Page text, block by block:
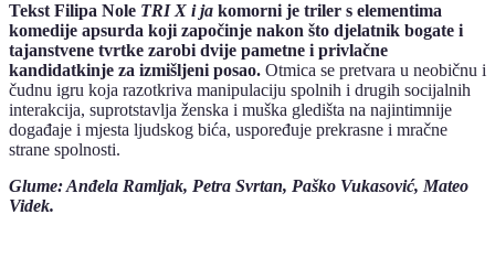
Tekst Filipa Nole TRI X i ja komorni je triler s elementima
komedije apsurda koji započinje nakon što djelatnik bogate i
tajanstvene tvrtke zarobi dvije pametne i privlačne
kandidatkinje za izmišljeni posao. Otmica se pretvara u neobičnu i
čudnu igru koja razotkriva manipulaciju spolnih i drugih socijalnih
interakcija, suprotstavlja ženska i muška gledišta na najintimnije
događaje i mjesta ljudskog bića, uspoređuje prekrasne i mračne
strane spolnosti.
Glume: Anđela Ramljak, Petra Svrtan, Paško Vukasović, Mateo
Videk.